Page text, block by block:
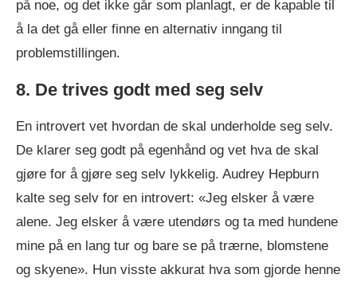
på noe, og det ikke går som planlagt, er de kapable til
å la det gå eller finne en alternativ inngang til
problemstillingen.
8. De trives godt med seg selv
En introvert vet hvordan de skal underholde seg selv.
De klarer seg godt på egenhånd og vet hva de skal
gjøre for å gjøre seg selv lykkelig. Audrey Hepburn
kalte seg selv for en introvert: «Jeg elsker å være
alene. Jeg elsker å være utendørs og ta med hundene
mine på en lang tur og bare se på trærne, blomstene
og skyene». Hun visste akkurat hva som gjorde henne